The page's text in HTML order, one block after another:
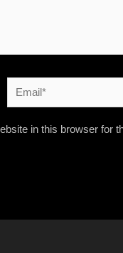
in this browser for